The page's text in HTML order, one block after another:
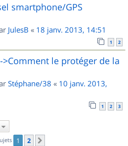
smartphone/GPS
JulesB « 18 janv. 2013, 14:51
1 2
>Comment le protéger de la
Stéphane/38 « 10 janv. 2013,
1 2 3
1 2